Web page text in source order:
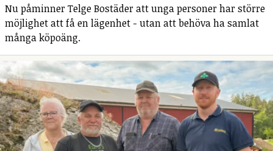
Nu påminner Telge Bostäder att unga personer har större
möjlighet att få en lägenhet - utan att behöva ha samlat
många köpoäng.